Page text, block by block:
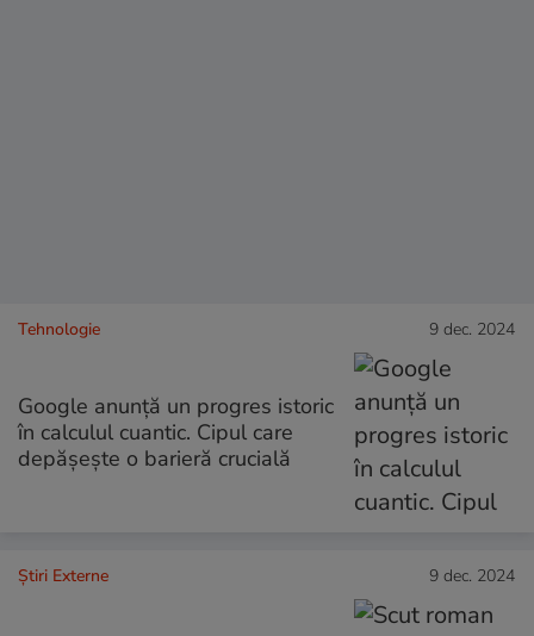
Tehnologie 9 dec. 2024
Google anunță un progres istoric
în calculul cuantic. Cipul care
depășește o barieră crucială
Știri Externe 9 dec. 2024